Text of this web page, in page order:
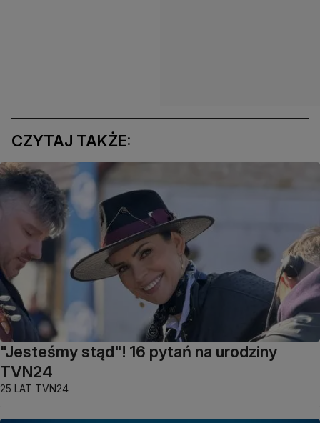
CZYTAJ TAKŻE:
"Jesteśmy stąd"! 16 pytań na urodziny
TVN24
25 LAT TVN24